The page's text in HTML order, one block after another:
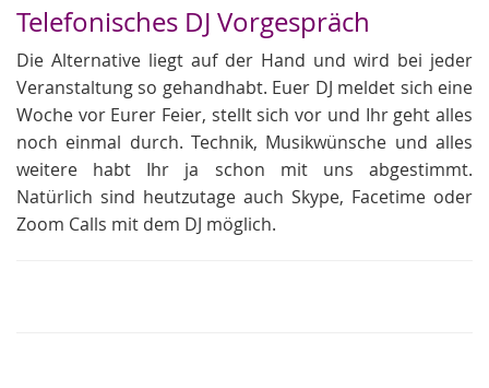
Telefonisches DJ Vorgespräch
Die Alternative liegt auf der Hand und wird bei jeder
Veranstaltung so gehandhabt. Euer DJ meldet sich eine
Woche vor Eurer Feier, stellt sich vor und Ihr geht alles
noch einmal durch. Technik, Musikwünsche und alles
weitere habt Ihr ja schon mit uns abgestimmt.
Natürlich sind heutzutage auch Skype, Facetime oder
Zoom Calls mit dem DJ möglich.